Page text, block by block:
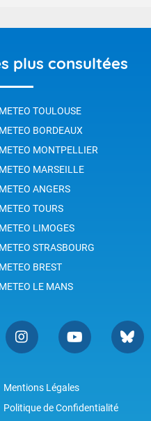
plus consultées
METEO TOULOUSE
METEO BORDEAUX
METEO MONTPELLIER
METEO MARSEILLE
METEO ANGERS
METEO TOURS
METEO LIMOGES
METEO STRASBOURG
METEO BREST
METEO LE MANS
Mentions Légales
Politique de Confidentialité